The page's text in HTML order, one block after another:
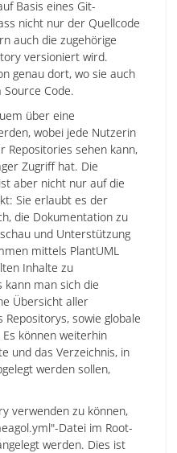
Basis eines Git-
nicht nur der Quellcode
auch die zugehörige
versioniert wird.
genau dort, wo sie auch
Code.
über eine
wobei jede Nutzerin
Repositories sehen kann,
Zugriff hat. Die
aber nicht nur auf die
Sie erlaubt es der
die Dokumentation zu
und Unterstützung
mittels PlantUML
Inhalte zu
man sich die
Übersicht aller
sowie globale
können weiterhin
und das Verzeichnis, in
werden sollen,
verwenden zu können,
Datei im Root-
werden. Dies ist